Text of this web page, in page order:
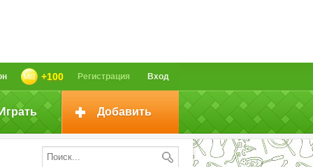
Вход
Регистрация
+100
Добавить